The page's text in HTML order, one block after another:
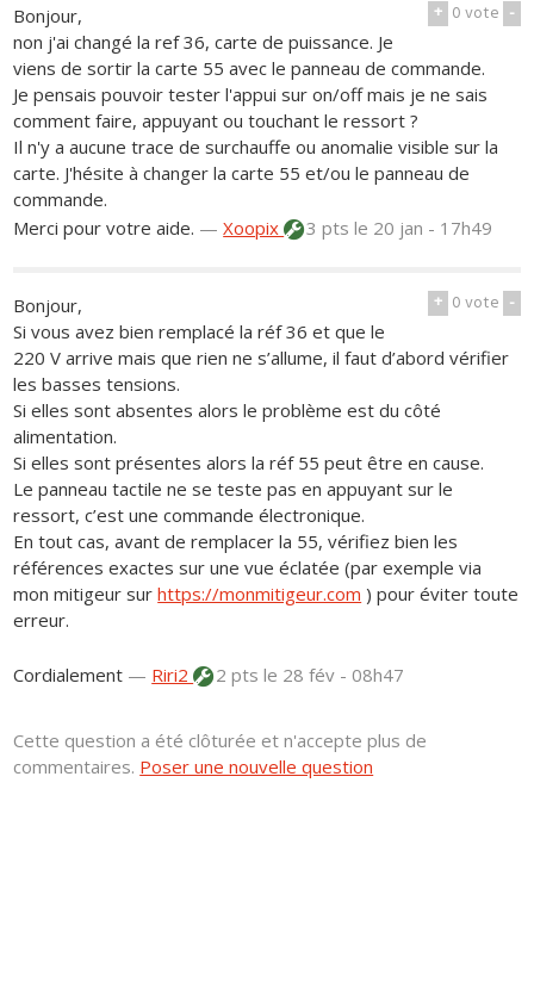
+ 0vote -
Bonjour,
non j'ai changé la ref 36, carte de puissance. Je
viens de sortir la carte 55 avec le panneau de commande.
Je pensais pouvoir tester l'appui sur on/off mais je ne sais
comment faire, appuyant ou touchant le ressort ?
Il n'y a aucune trace de surchauffe ou anomalie visible sur la
carte. J'hésite à changer la carte 55 et/ou le panneau de
commande.
Merci pour votre aide. —Xoopix 3 ptsle 20 jan - 17h49
+ 0vote -
Bonjour,
Si vous avez bien remplacé la réf 36 et que le
220 V arrive mais que rien ne s’allume, il faut d’abord vérifier
les basses tensions.
Si elles sont absentes alors le problème est du côté
alimentation.
Si elles sont présentes alors la réf 55 peut être en cause.
Le panneau tactile ne se teste pas en appuyant sur le
ressort, c’est une commande électronique.
En tout cas, avant de remplacer la 55, vérifiez bien les
références exactes sur une vue éclatée (par exemple via
mon mitigeur surhttps://monmitigeur.com ) pour éviter toute
erreur.
Cordialement — Riri2 2 ptsle 28 fév - 08h47
Cette question a été clôturée et n'accepte plus de
commentaires. Poser une nouvelle question